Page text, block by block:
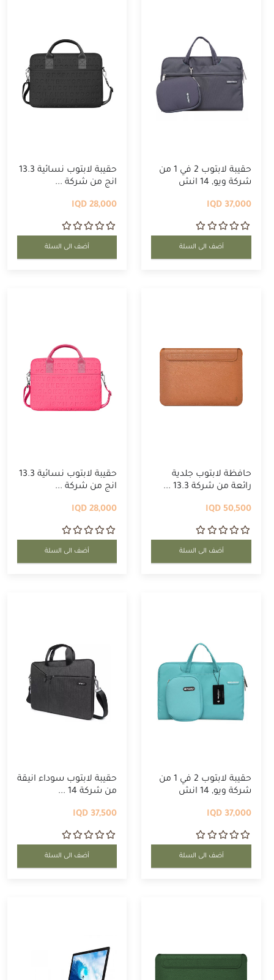
حقيبة لابتوب 2 في 1 من
شركة ويو, 14 انش
37,000 IQD
أضف الى السلة
حقيبة لابتوب نسائية 13.3
انج من شركة ...
28,000 IQD
أضف الى السلة
حافظة لابتوب جلدية
رائعة من شركة 13.3 ...
50,500 IQD
أضف الى السلة
حقيبة لابتوب نسائية 13.3
انج من شركة ...
28,000 IQD
أضف الى السلة
حقيبة لابتوب 2 في 1 من
شركة ويو, 14 انش
37,000 IQD
أضف الى السلة
حقيبة لابتوب سوداء انيقة
من شركة 14 ...
37,500 IQD
أضف الى السلة